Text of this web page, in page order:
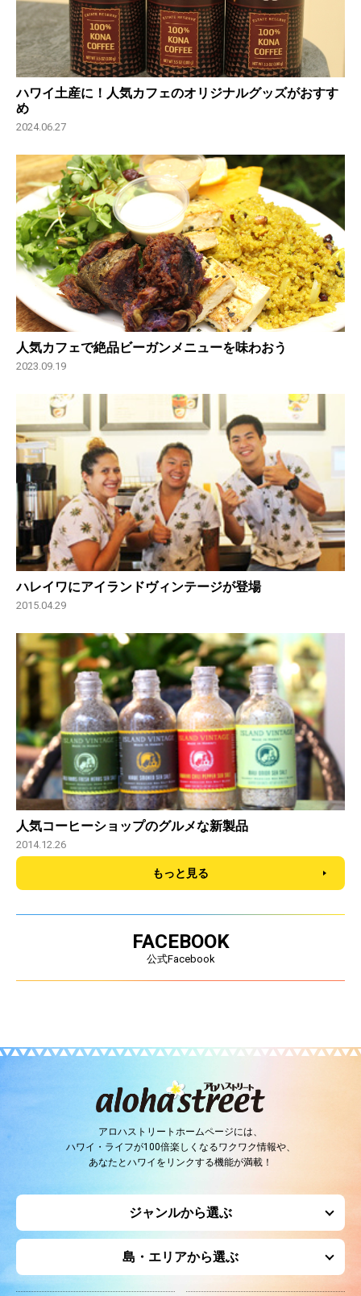
ハワイ土産に！人気カフェのオリジナルグッズがおすす
め
2024.06.27
人気カフェで絶品ビーガンメニューを味わおう
2023.09.19
ハレイワにアイランドヴィンテージが登場
2015.04.29
人気コーヒーショップのグルメな新製品
2014.12.26
もっと見る
FACEBOOK
公式Facebook
アロハストリートホームページには、
ハワイ・ライフが100倍楽しくなるワクワク情報や、
あなたとハワイをリンクする機能が満載！
ジャンルから選ぶ
島・エリアから選ぶ